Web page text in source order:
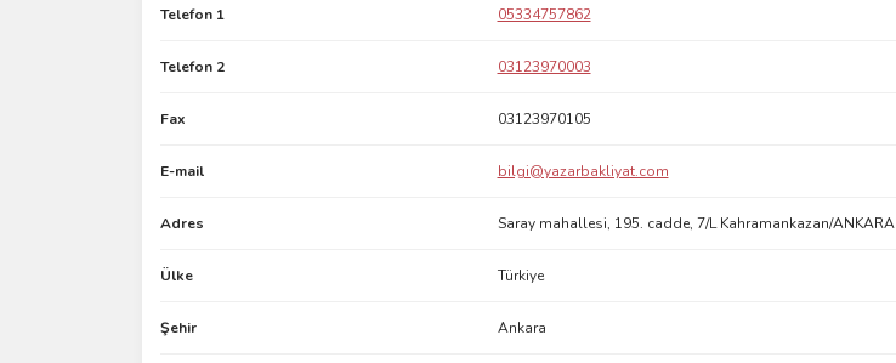
Telefon 1 05334757862
Telefon 2 03123970003
Fax 03123970105
E-mail bilgi@yazarbakliyat.com
Adres Saray mahallesi, 195. cadde, 7/L Kahramankazan/ANKARA
Ülke Türkiye
Şehir Ankara